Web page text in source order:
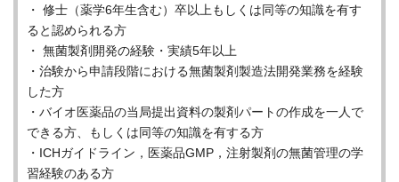
・ 修士（薬学6年生含む）卒以上もしくは同等の知識を有す
ると認められる方
・ 無菌製剤開発の経験・実績5年以上
・治験から申請段階における無菌製剤製造法開発業務を経験
した方
・バイオ医薬品の当局提出資料の製剤パートの作成を一人で
できる方、もしくは同等の知識を有する方
・ICHガイドライン，医薬品GMP，注射製剤の無菌管理の学
習経験のある方